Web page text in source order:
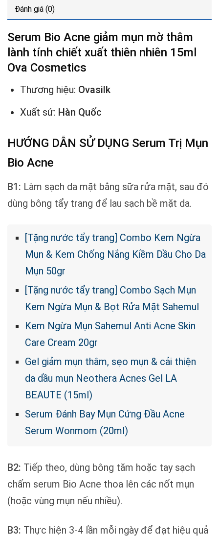
Đánh giá (0)
Serum Bio Acne giảm mụn mờ thâm
lành tính chiết xuất thiên nhiên 15ml
Ova Cosmetics
Thương hiệu: Ovasilk
Xuất sứ: Hàn Quốc
HƯỚNG DẪN SỬ DỤNG Serum Trị Mụn
Bio Acne
B1: Làm sạch da mặt bằng sữa rửa mặt, sau đó
dùng bông tẩy trang để lau sạch bề mặt da.
[Tặng nước tẩy trang] Combo Kem Ngừa
Mụn & Kem Chống Nắng Kiềm Dầu Cho Da
Mụn 50gr
[Tặng nước tẩy trang] Combo Sạch Mụn
Kem Ngừa Mụn & Bọt Rửa Mặt Sahemul
Kem Ngừa Mụn Sahemul Anti Acne Skin
Care Cream 20gr
Gel giảm mụn thâm, sẹo mụn & cải thiện
da dầu mụn Neothera Acnes Gel LA
BEAUTE (15ml)
Serum Đánh Bay Mụn Cứng Đầu Acne
Serum Wonmom (20ml)
B2: Tiếp theo, dùng bông tăm hoặc tay sạch
chấm serum Bio Acne thoa lên các nốt mụn
(hoặc vùng mụn nếu nhiều).
B3: Thực hiện 3-4 lần mỗi ngày để đạt hiệu quả